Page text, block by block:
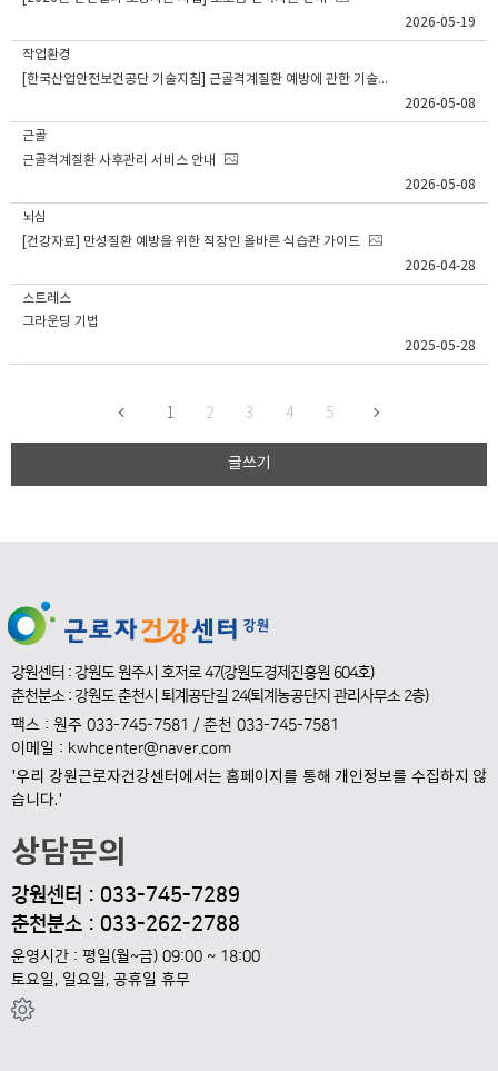
2026-05-19
작업환경
[한국산업안전보건공단 기술지침] 근골격계질환 예방에 관한 기술지원규정
2026-05-08
근골
근골격계질환 사후관리 서비스 안내
2026-05-08
뇌심
[건강자료] 만성질환 예방을 위한 직장인 올바른 식습관 가이드
2026-04-28
스트레스
그라운딩 기법
2025-05-28
1 2 3 4 5
글쓰기
강원센터 : 강원도 원주시 호저로 47(강원도경제진흥원 604호)
춘천분소 : 강원도 춘천시 퇴계공단길 24(퇴계농공단지 관리사무소 2층)
팩스 : 원주 033-745-7581 / 춘천 033-745-7581
이메일 : kwhcenter@naver.com
'우리 강원근로자건강센터에서는 홈페이지를 통해 개인정보를 수집하지 않
습니다.'
상담문의
강원센터 : 033-745-7289
춘천분소 : 033-262-2788
운영시간 : 평일(월~금) 09:00 ~ 18:00
토요일, 일요일, 공휴일 휴무